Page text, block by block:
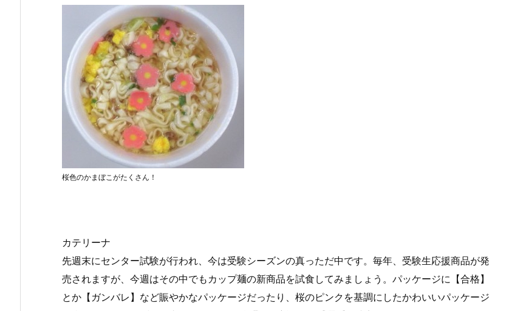
桜色のかまぼこがたくさん！
カテリーナ
先週末にセンター試験が行われ、今は受験シーズンの真っただ中です。毎年、受験生応援商品が発
売されますが、今週はその中でもカップ麺の新商品を試食してみましょう。パッケージに【合格】
とか【ガンバレ】など賑やかなパッケージだったり、桜のピンクを基調にしたかわいいパッケージ